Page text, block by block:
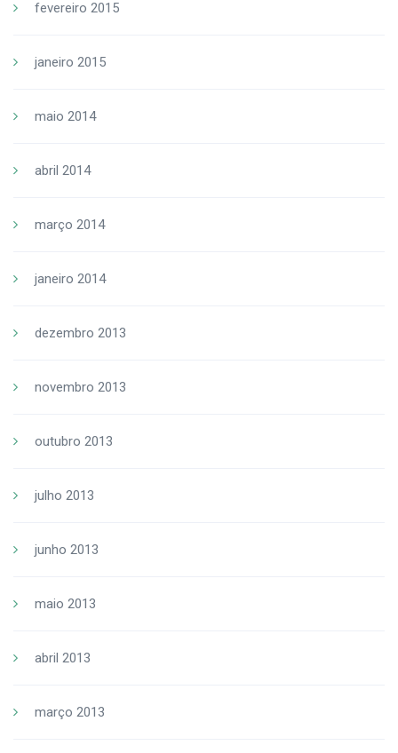
fevereiro 2015
janeiro 2015
maio 2014
abril 2014
março 2014
janeiro 2014
dezembro 2013
novembro 2013
outubro 2013
julho 2013
junho 2013
maio 2013
abril 2013
março 2013